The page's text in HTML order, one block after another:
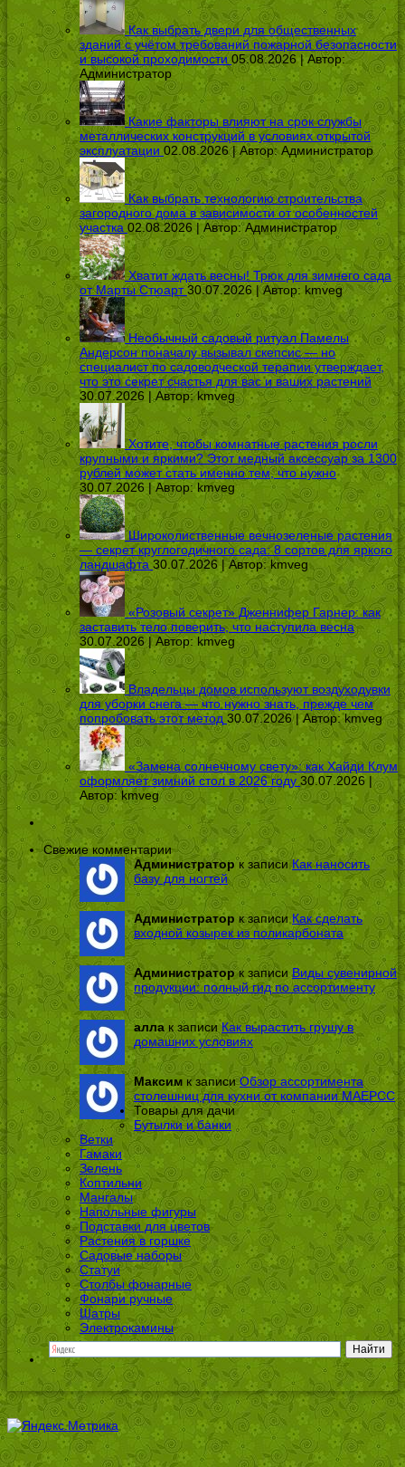
Как выбрать двери для общественных
зданий с учётом требований пожарной безопасности
и высокой проходимости 05.08.2026 | Автор:
Администратор
Какие факторы влияют на срок службы
металлических конструкций в условиях открытой
эксплуатации 02.08.2026 | Автор:Администратор
Как выбрать технологию строительства
загородного дома в зависимости от особенностей
участка 02.08.2026 | Автор:Администратор
Хватит ждать весны! Трюк для зимнего сада
от Марты Стюарт 30.07.2026 | Автор: kmveg
Необычный садовый ритуал Памелы
Андерсон поначалу вызывал скепсис — но
специалист по садоводческой терапии утверждает,
что это секрет счастья для вас и ваших растений
30.07.2026 | Автор:kmveg
Хотите, чтобы комнатные растения росли
крупными и яркими? Этот медный аксессуар за 1300
рублей может стать именно тем, что нужно
30.07.2026 | Автор:kmveg
Широколиственные вечнозеленые растения
— секрет круглогодичного сада: 8 сортов для яркого
ландшафта 30.07.2026 | Автор:kmveg
«Розовый секрет» Дженнифер Гарнер: как
заставить тело поверить, что наступила весна
30.07.2026 | Автор: kmveg
Владельцы домов используют воздуходувки
для уборки снега — что нужно знать, прежде чем
попробовать этот метод 30.07.2026 | Автор:kmveg
«Замена солнечному свету»: как Хайди Клум
оформляет зимний стол в 2026 году 30.07.2026 |
Автор:kmveg
Свежие комментарии
Администраторк записиКак наносить
базу для ногтей
Администраторк записиКак сделать
входной козырек из поликарбоната
Администраторк записиВиды сувенирной
продукции: полный гид по ассортименту
алла к записиКак вырастить грушу в
домашних условиях
Максим к записиОбзор ассортимента
столешниц для кухни от компании МАЕРСС
Товары для дачи
Бутылки и банки
Ветки
Гамаки
Зелень
Коптильни
Мангалы
Напольные фигуры
Подставки для цветов
Растения в горшке
Садовые наборы
Статуи
Столбы фонарные
Фонари ручные
Шатры
Электрокамины